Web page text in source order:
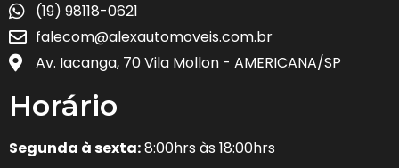
(19) 98118-0621
falecom@alexautomoveis.com.br
Av. Iacanga, 70 Vila Mollon - AMERICANA/SP
Horário
Segunda à sexta:8:00hrs às 18:00hrs